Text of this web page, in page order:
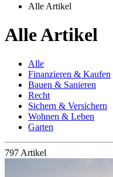
Alle Artikel
Alle Artikel
Alle
Finanzieren & Kaufen
Bauen & Sanieren
Recht
Sichern & Versichern
Wohnen & Leben
Garten
797 Artikel